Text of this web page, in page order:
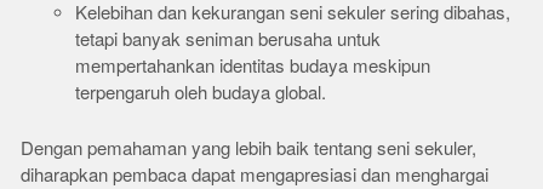
Kelebihan dan kekurangan seni sekuler sering dibahas,
tetapi banyak seniman berusaha untuk
mempertahankan identitas budaya meskipun
terpengaruh oleh budaya global.
Dengan pemahaman yang lebih baik tentang seni sekuler,
diharapkan pembaca dapat mengapresiasi dan menghargai